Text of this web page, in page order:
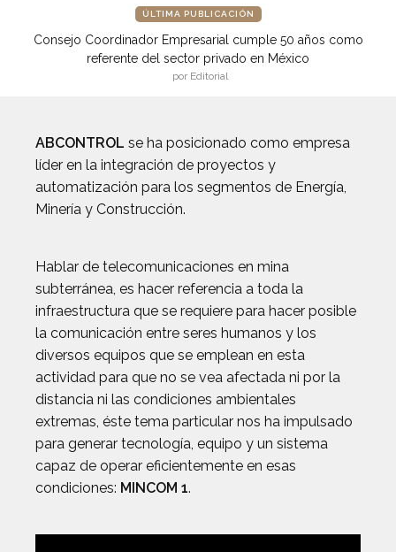
ÚLTIMA PUBLICACIÓN
Consejo Coordinador Empresarial cumple 50 años como
referente del sector privado en México
por Editorial
ABCONTROL se ha posicionado como empresa
líder en la integración de proyectos y
automatización para los segmentos de Energía,
Minería y Construcción.
Hablar de telecomunicaciones en mina
subterránea, es hacer referencia a toda la
infraestructura que se requiere para hacer posible
la comunicación entre seres humanos y los
diversos equipos que se emplean en esta
actividad para que no se vea afectada ni por la
distancia ni las condiciones ambientales
extremas, éste tema particular nos ha impulsado
para generar tecnología, equipo y un sistema
capaz de operar eficientemente en esas
condiciones: MINCOM 1.